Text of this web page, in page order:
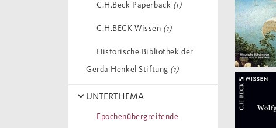
C.H.Beck Paperback (1)
C.H.BECK Wissen (1)
Historische Bibliothek der
Gerda Henkel Stiftung (1)
UNTERTHEMA
Epochenübergreifende